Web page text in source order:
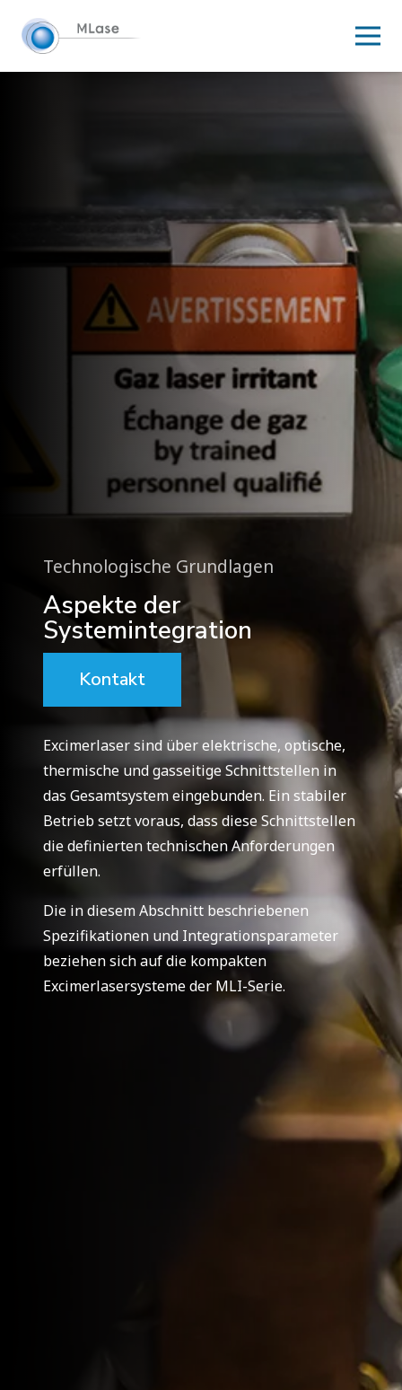
Technologische Grundlagen
Aspekte der
Systemintegration
Kontakt
Excimerlaser sind über elektrische, optische,
thermische und gasseitige Schnittstellen in
das Gesamtsystem eingebunden. Ein stabiler
Betrieb setzt voraus, dass diese Schnittstellen
die definierten technischen Anforderungen
erfüllen.
Die in diesem Abschnitt beschriebenen
Spezifikationen und Integrationsparameter
beziehen sich auf die kompakten
Excimerlasersysteme der MLI-Serie.